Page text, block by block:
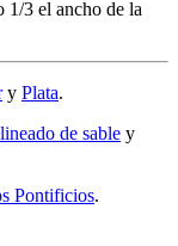
1/3 el ancho de la
y Plata.
de sable y
Pontificios.